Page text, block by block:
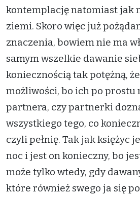
kontemplację natomiast jak
ziemi. Skoro więc już
znaczenia, bowiem nie ma
samym wszelkie dawanie
koniecznością tak potężną,
możliwości, bo ich po prostu
partnera, czy partnerki
wszystkiego tego, co
czyli pełnię. Tak jak księżyc
noc i jest on konieczny, bo
może tylko wtedy, gdy
które również swego ja się